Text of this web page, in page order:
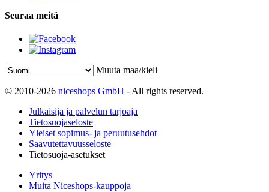
Seuraa meitä
Muuta maa/kieli
© 2010-2026 niceshops GmbH - All rights reserved.
Julkaisija ja palvelun tarjoaja
Tietosuojaseloste
Yleiset sopimus- ja peruutusehdot
Saavutettavuusseloste
Tietosuoja-asetukset
Yritys
Muita Niceshops-kauppoja